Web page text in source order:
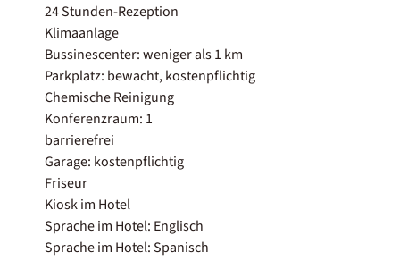
24 Stunden-Rezeption
Klimaanlage
Bussinescenter: weniger als 1 km
Parkplatz: bewacht, kostenpflichtig
Chemische Reinigung
Konferenzraum: 1
barrierefrei
Garage: kostenpflichtig
Friseur
Kiosk im Hotel
Sprache im Hotel: Englisch
Sprache im Hotel: Spanisch